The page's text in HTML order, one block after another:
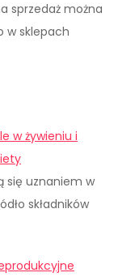
sprzedaż można
w sklepach
w żywieniu i
się uznaniem w
składników